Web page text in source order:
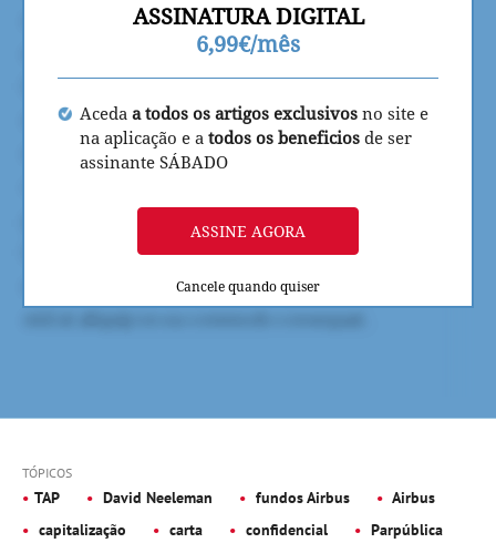
ASSINATURA DIGITAL
6,99€/mês
Aceda a todos os artigos exclusivos no site e
na aplicação e a todos os beneficios de ser
assinante SÁBADO
ASSINE AGORA
Cancele quando quiser
TÓPICOS
TAP David Neeleman fundos Airbus
Airbus
capitalização
carta confidencial
Parpública